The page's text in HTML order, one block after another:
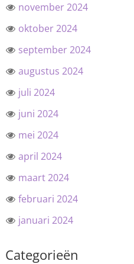
november 2024
oktober 2024
september 2024
augustus 2024
juli 2024
juni 2024
mei 2024
april 2024
maart 2024
februari 2024
januari 2024
Categorieën